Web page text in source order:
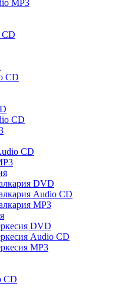
MP3
CD
CD
CD
CD
DVD
Audio CD
MP3
DVD
Audio CD
MP3
CD